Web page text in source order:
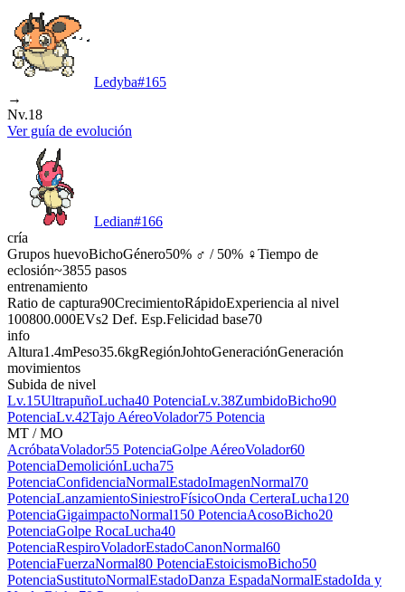
Ledyba#165
→
Nv.18
Ver guía de evolución
Ledian#166
cría
Grupos huevoBichoGénero50% ♂ / 50% ♀Tiempo de
eclosión~3855 pasos
entrenamiento
Ratio de captura90CrecimientoRápidoExperiencia al nivel
100800.000EVs2 Def. Esp.Felicidad base70
info
Altura1.4mPeso35.6kgRegiónJohtoGeneraciónGeneración
movimientos
Subida de nivel
Lv.15UltrapuñoLucha40 PotenciaLv.38ZumbidoBicho90
PotenciaLv.42Tajo AéreoVolador75 Potencia
MT / MO
AcróbataVolador55 PotenciaGolpe AéreoVolador60
PotenciaDemoliciónLucha75
PotenciaConfidenciaNormalEstadoImagenNormal70
PotenciaLanzamientoSiniestroFísicoOnda CerteraLucha120
PotenciaGigaimpactoNormal150 PotenciaAcosoBicho20
PotenciaGolpe RocaLucha40
PotenciaRespiroVoladorEstadoCanonNormal60
PotenciaFuerzaNormal80 PotenciaEstoicismoBicho50
PotenciaSustitutoNormalEstadoDanza EspadaNormalEstadoIda y